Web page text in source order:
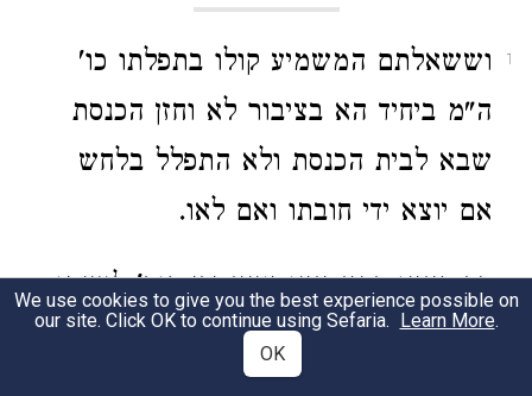
1
וששאלתם המשמיע קולו בתפלתו כו'
ה"מ ביחיד הא בציבור לא וחזן הכנסת
שבא לבית הכנסת ולא התפלל בלחש
אם יוצא ידי חובתו ואם לאו.
2
כך ראינו דהא אינו יוצא ידי חוב' לעצמו
דכד התירו רבנן ליחיד דאינו יכול לכוין
We use cookies to give you the best experience possible on
our site. Click OK to continue using Sefaria. Learn More.
OK